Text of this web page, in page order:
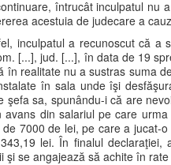
întrucât inculpatul nu
acestuia de judecare a
inculpatul a recunoscut că a
[...], jud. [...], în data de 19
în realitate nu a sustras suma
în sala unde îşi
şefa sa, spunându-i că are
avans din salariul pe care
de 7000 de lei, pe care a jucat-
lei. În finalul
şi se angajează să achite în